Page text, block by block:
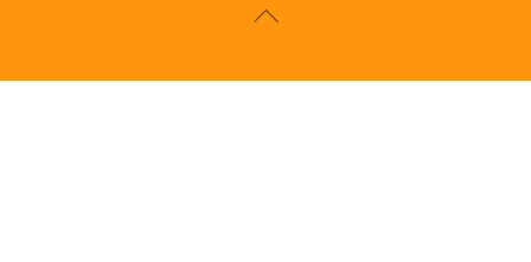
Back
Top